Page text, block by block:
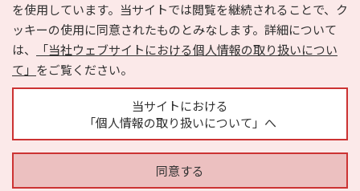
を使用しています。当サイトでは閲覧を継続されることで、ク
ッキーの使用に同意されたものとみなします。詳細について
は、
「当社ウェブサイトにおける個人情報の取り扱いについ
て」 をご覧ください。
当サイトにおける
「個人情報の取り扱いについて」へ
同意する
e-NAVITA（イーナビタ）とは？ お気に入り
ヘルプ
利用規約
個人情報の取り扱いについて
運営会社
サイトマップ
広告掲載に関するお問い合わせ
Copyright © HYOJITO.Co.,Ltd. All Rights Reserved.